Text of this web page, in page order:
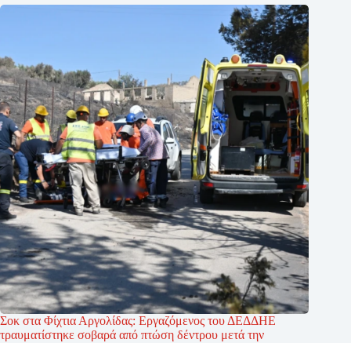
Σοκ στα Φίχτια Αργολίδας: Εργαζόμενος του ΔΕΔΔΗΕ
τραυματίστηκε σοβαρά από πτώση δέντρου μετά την